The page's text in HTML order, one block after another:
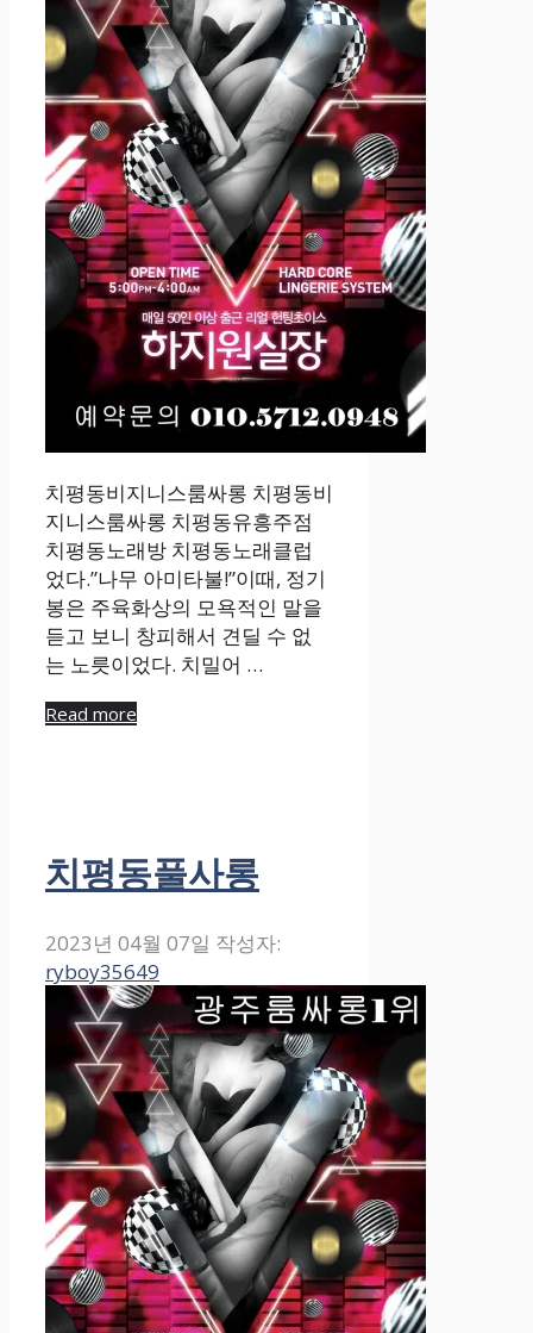
치평동비지니스룸싸롱 치평동비
지니스룸싸롱 치평동유흥주점
치평동노래방 치평동노래클럽
었다.”나무 아미타불!”이때, 정기
봉은 주육화상의 모욕적인 말을
듣고 보니 창피해서 견딜 수 없
는 노릇이었다. 치밀어 …
Read more
치평동풀사롱
2023년 04월 07일 작성자:
ryboy35649